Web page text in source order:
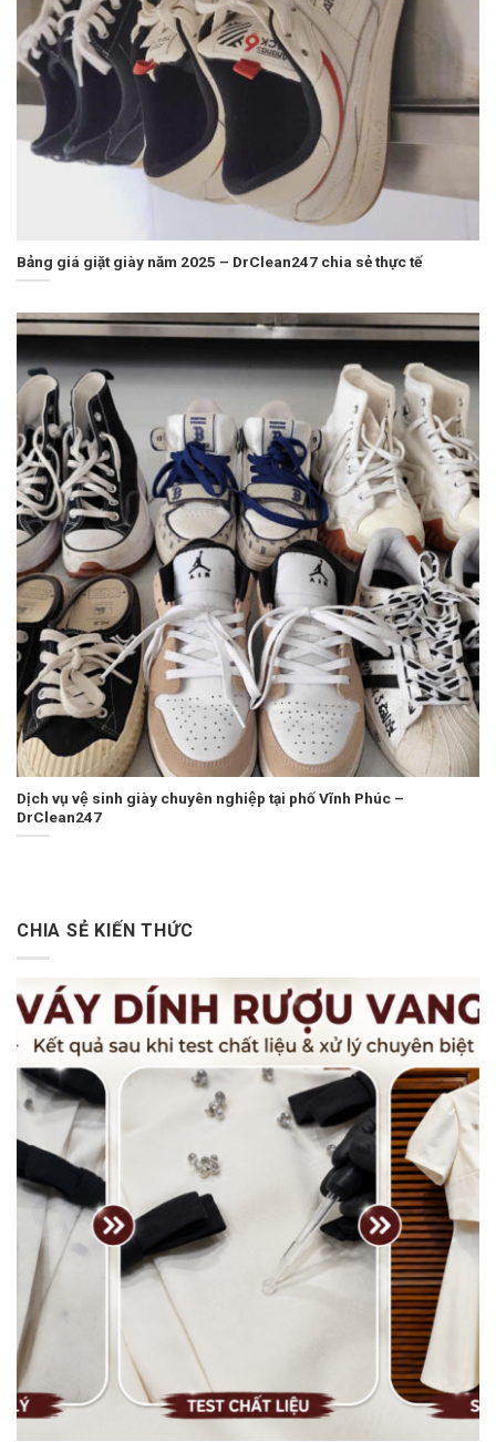
Bảng giá giặt giày năm 2025 – DrClean247 chia sẻ thực tế
Dịch vụ vệ sinh giày chuyên nghiệp tại phố Vĩnh Phúc –
DrClean247
CHIA SẺ KIẾN THỨC